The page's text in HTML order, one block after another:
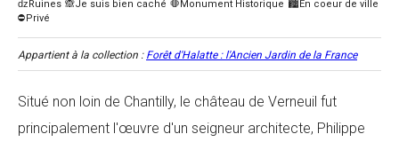
Appartient à la collection : Forêt d'Halatte : l'Ancien Jardin de la France
Situé non loin de Chantilly, le château de Verneuil fut
principalement l'œuvre d'un seigneur architecte, Philippe